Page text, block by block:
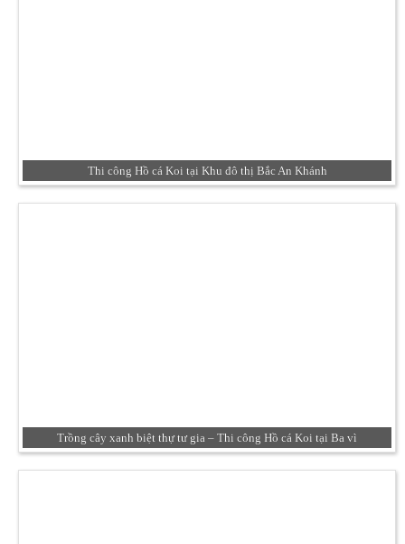
Thi công Hồ cá Koi tại Khu đô thị Bắc An Khánh
Trồng cây xanh biệt thự tư gia – Thi công Hồ cá Koi tại Ba vì